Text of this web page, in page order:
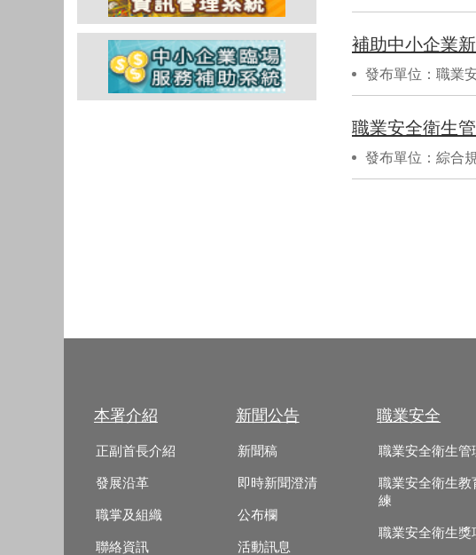
補助中小企業
發布單位：職業
職業安全衛生
發布單位：綜合
本署介紹
正副首長介紹
發展沿革
職掌及組織
聯絡資訊
新聞公告
新聞稿
即時新聞澄清
公布欄
活動訊息
職業安全
職業安全衛生管
職業安全衛生教
練
職業安全衛生獎